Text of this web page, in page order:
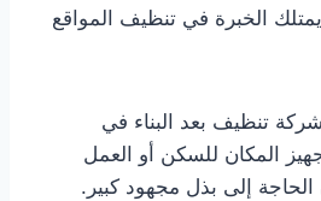
الخبرة في تنظيف المواقع
تنظيف بعد البناء في
المكان للسكن أو العمل
إلى بذل مجهود كبير.